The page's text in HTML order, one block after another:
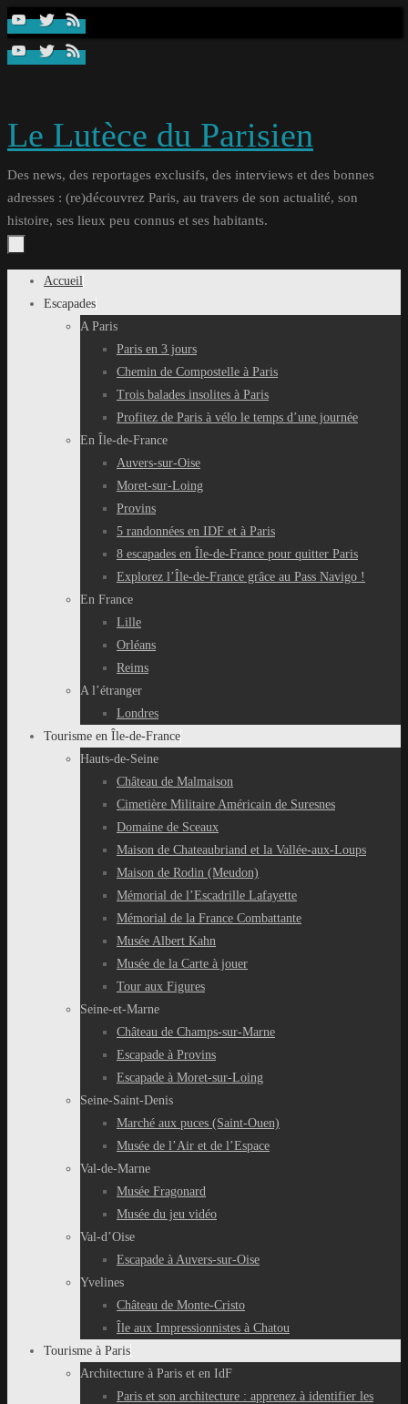
Passer
contenu
Le Lutèce du Parisien
Des news, des reportages exclusifs, des interviews et des bonnes
adresses : (re)découvrez Paris, au travers de son actualité, son
histoire, ses lieux peu connus et ses habitants.
Passer
Accueil
Escapades
A Paris
Paris en 3 jours
Chemin de Compostelle à Paris
Trois balades insolites à Paris
Profitez de Paris à vélo le temps d’une journée
En Île-de-France
Auvers-sur-Oise
Moret-sur-Loing
Provins
5 randonnées en IDF et à Paris
8 escapades en Île-de-France pour quitter Paris
Explorez l’Île-de-France grâce au Pass Navigo !
En France
Lille
Orléans
Reims
A l’étranger
Londres
Tourisme en Île-de-France
Hauts-de-Seine
Château de Malmaison
Cimetière Militaire Américain de Suresnes
Domaine de Sceaux
Maison de Chateaubriand et la Vallée-aux-Loups
Maison de Rodin (Meudon)
Mémorial de l’Escadrille Lafayette
Mémorial de la France Combattante
Musée Albert Kahn
Musée de la Carte à jouer
Tour aux Figures
Seine-et-Marne
Château de Champs-sur-Marne
Escapade à Provins
Escapade à Moret-sur-Loing
Seine-Saint-Denis
Marché aux puces (Saint-Ouen)
Musée de l’Air et de l’Espace
Val-de-Marne
Musée Fragonard
Musée du jeu vidéo
Val-d’Oise
Escapade à Auvers-sur-Oise
Yvelines
Château de Monte-Cristo
Île aux Impressionnistes à Chatou
Tourisme à Paris
Architecture à Paris et en IdF
Paris et son architecture : apprenez à identifier les